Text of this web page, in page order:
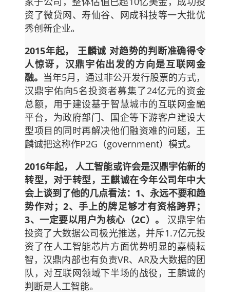
资了微贷网、寿仙谷、网成科技等一大批优
秀创新企业。
2015年起，
王麟诚对趋势的判断准确得令
人惊讶，汉鼎宇佑出发的方向是互联网金
融。 当年5月，通过非公开发行股票的方式，
汉鼎宇佑向5名投资者募集了24亿元的资金
总额，用于建设基于智慧城市的互联网金融
平台，为政府部门、国企等下游客户建设大
型项目的同时再解决他们融资难的问题，王
麟诚把这称作P2G（government）模式。
2016年起， 人工智能或许会是汉鼎宇佑新的
转型，对于转型，王麒诚在今年公司年中大
会上谈到了他的几点看法：1、永远不要和趋
势作对；2、手上的牌足够才有资格跨界；
3、一定要以用户为核心（2C）。 汉鼎宇佑
投资了大数据公司极光推送，并斥1.7亿元投
资了在人工智能芯片方面优势明显的嘉楠耘
智，汉鼎内部也有负责VR、AR及大数据的团
队，对互联网领域下半场的战役，王麟诚的
判断是人工智能。